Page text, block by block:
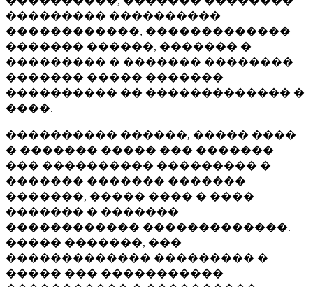
��������� ����������
������������, �������������
������� ������, ������� �
��������� � ������� ��������
������� ����� �������
���������� �� ������������� �
����.
���������� ������, ����� ����
� ������� ����� ��� �������
��� ���������� ��������� �
������� ������� �������
�������, ����� ���� � ����
������� � �������
������������ �������������.
����� �������, ���
������������� ��������� �
����� ��� �����������